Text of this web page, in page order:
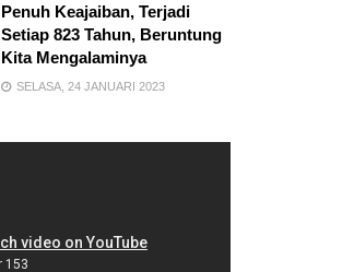
Penuh Keajaiban, Terjadi
Setiap 823 Tahun, Beruntung
Kita Mengalaminya
SELASA, 24 JANUARI 2023